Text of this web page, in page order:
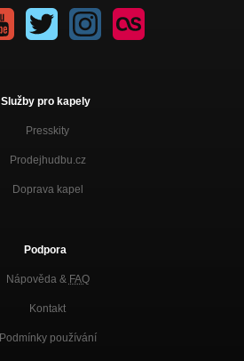
Služby pro kapely
Presskity
Prodejhudbu.cz
Doprava kapel
Podpora
Nápověda & FAQ
Kontakt
Podmínky používání